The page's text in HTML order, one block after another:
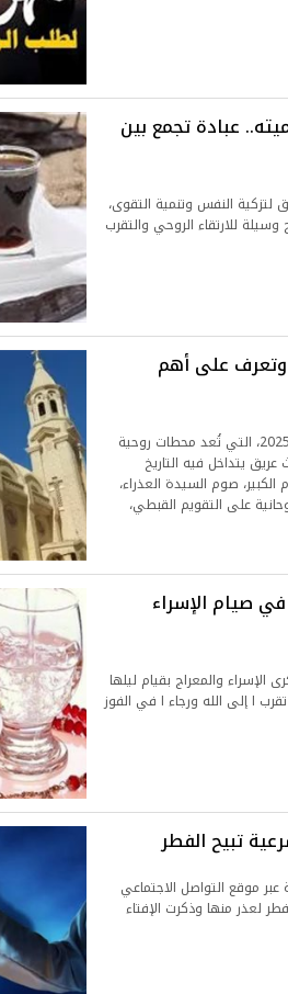
عبادة تجمع بين
لتزكية النفس وتنمية التقوى،
للارتقاء الروحي والتقرب
الصوم الكبير 2025.. وتعرف على أهم
تعرف على مواعيد الأصوام القبطية لعام 2025، التي تُعد محطات روحية
يتداخل فيه التاريخ
صوم السيدة العذراء،
على التقويم القبطي،
صيام الإسراء
والمعراج بقيام ليلها
ا إلى الله ورجاء ا في الفوز
تبيح الفطر
عبر موقع التواصل الاجتماعي
لعذر منها وذكرت الإفتاء